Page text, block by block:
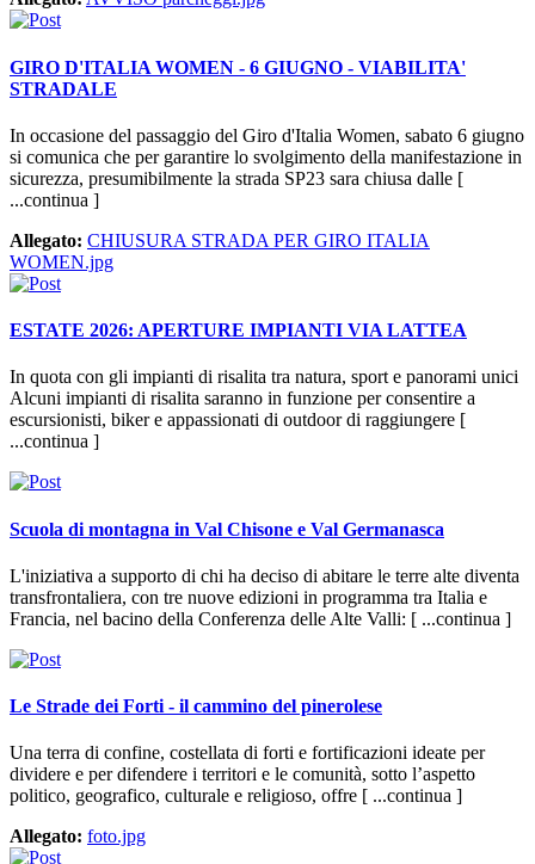
GIRO D'ITALIA WOMEN - 6 GIUGNO - VIABILITA'
STRADALE
In occasione del passaggio del Giro d'Italia Women, sabato 6 giugno
si comunica che per garantire lo svolgimento della manifestazione in
sicurezza, presumibilmente la strada SP23 sara chiusa dalle [
...continua ]
Allegato: CHIUSURA STRADA PER GIRO ITALIA
WOMEN.jpg
ESTATE 2026: APERTURE IMPIANTI VIA LATTEA
In quota con gli impianti di risalita tra natura, sport e panorami unici
Alcuni impianti di risalita saranno in funzione per consentire a
escursionisti, biker e appassionati di outdoor di raggiungere [
...continua ]
Scuola di montagna in Val Chisone e Val Germanasca
L'iniziativa a supporto di chi ha deciso di abitare le terre alte diventa
transfrontaliera, con tre nuove edizioni in programma tra Italia e
Francia, nel bacino della Conferenza delle Alte Valli: [ ...continua ]
Le Strade dei Forti - il cammino del pinerolese
Una terra di confine, costellata di forti e fortificazioni ideate per
dividere e per difendere i territori e le comunità, sotto l’aspetto
politico, geografico, culturale e religioso, offre [ ...continua ]
Allegato: foto.jpg